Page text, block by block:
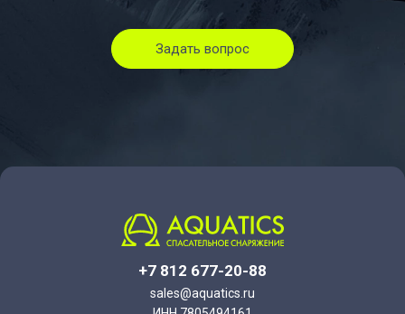
Задать вопрос
+7 812 677-20-88
sales@aquatics.ru